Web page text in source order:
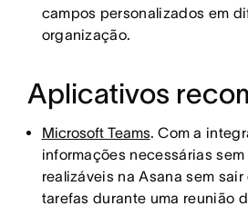
campos personalizados em
organização.
Aplicativos
Microsoft Teams. Com a
informações necessárias
realizáveis na Asana sem
tarefas durante uma reunião